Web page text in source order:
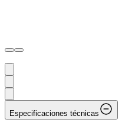
Especificaciones técnicas